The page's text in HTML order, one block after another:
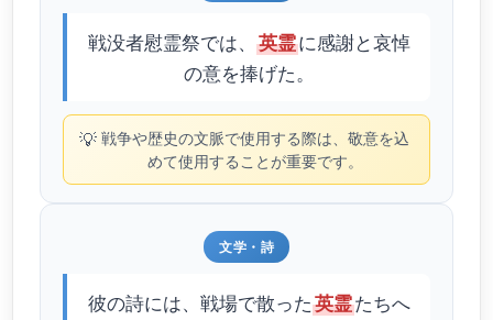
戦没者慰霊祭では、 英霊に感謝と哀悼
の意を捧げた。
💡 戦争や歴史の文脈で使用する際は、敬意を込
めて使用することが重要です。
文学・詩
彼の詩には、戦場で散った英霊たちへ